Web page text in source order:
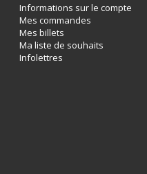
Informations sur le compte
Mes commandes
Mes billets
Ma liste de souhaits
Infolettres